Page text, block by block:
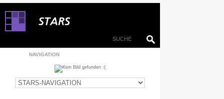
NAVIGATION